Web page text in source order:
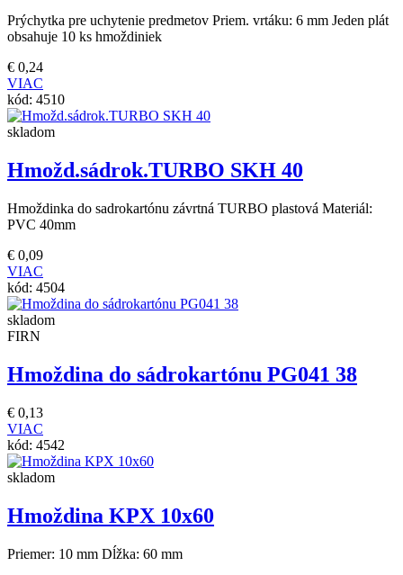
Prýchytka pre uchytenie predmetov Priem. vrtáku: 6 mm Jeden plát
obsahuje 10 ks hmoždiniek
€ 0,24
VIAC
kód: 4510
skladom
Hmožd.sádrok.TURBO SKH 40
Hmoždinka do sadrokartónu závrtná TURBO plastová Materiál:
PVC 40mm
€ 0,09
VIAC
kód: 4504
skladom
FIRN
Hmoždina do sádrokartónu PG041 38
€ 0,13
VIAC
kód: 4542
skladom
Hmoždina KPX 10x60
Priemer: 10 mm Dĺžka: 60 mm